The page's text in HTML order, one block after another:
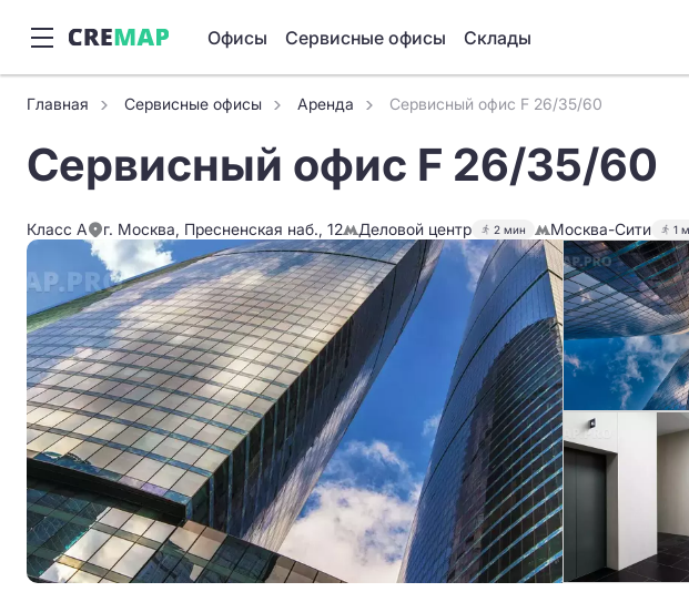
Офисы Сервисные офисы Склады
Главная Сервисные офисы Аренда Сервисный офис F 26/35/60
Сервисный офис F 26/35/60
Класс A г. Москва, Пресненская наб., 12 Деловой центр 2 мин Москва-Сити 1